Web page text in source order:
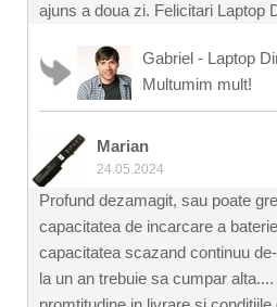
ajuns a doua zi. Felicitari Laptop
Gabriel - Laptop
Multumim mult!
Marian
24.05.2024
Profund dezamagit, sau poate
capacitatea de incarcare a
capacitatea scazand continuu
la un an trebuie sa cumpar